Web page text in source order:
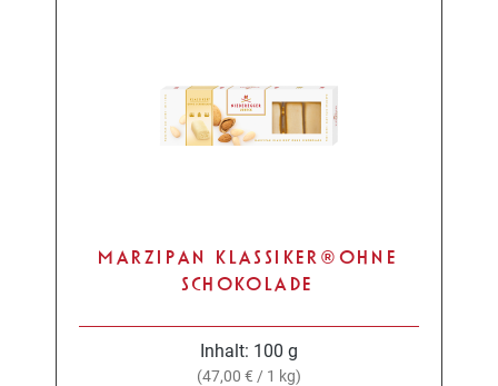
MARZIPAN KLASSIKER® OHNE
SCHOKOLADE
Inhalt: 100 g
(47,00 € / 1 kg)